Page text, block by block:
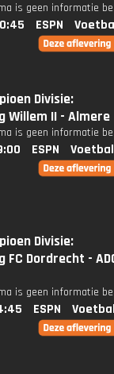
is geen informatie
ESPN
Divisie:
Willem II - Almere
is geen informatie
ESPN
Divisie:
Dordrecht -
is geen informatie
ESPN